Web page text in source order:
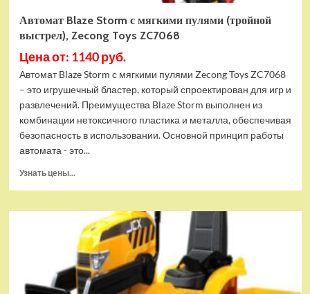
Автомат Blaze Storm с мягкими пулями (тройной
выстрел), Zecong Toys ZC7068
Цена от: 1140 руб.
Автомат Blaze Storm с мягкими пулями Zecong Toys ZC7068
– это игрушечный бластер, который спроектирован для игр и
развлечений. Преимущества Blaze Storm выполнен из
комбинации нетоксичного пластика и металла, обеспечивая
безопасность в использовании. Основной принцип работы
автомата - это...
Узнать цены...
Автомат
Blaze
Storm
с
мягкими
пулями
(тройной